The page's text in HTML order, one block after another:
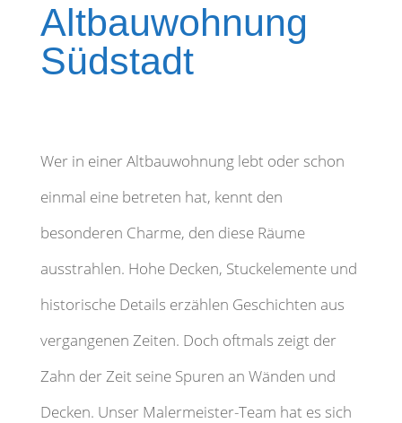
Altbauwohnung
Südstadt
Wer in einer Altbauwohnung lebt oder schon
einmal eine betreten hat, kennt den
besonderen Charme, den diese Räume
ausstrahlen. Hohe Decken, Stuckelemente und
historische Details erzählen Geschichten aus
vergangenen Zeiten. Doch oftmals zeigt der
Zahn der Zeit seine Spuren an Wänden und
Decken. Unser Malermeister-Team hat es sich